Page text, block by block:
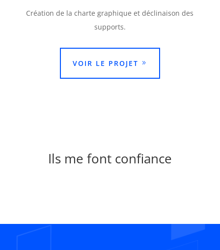
Création de la charte graphique et déclinaison des
supports.
VOIR LE PROJET
Ils me font confiance